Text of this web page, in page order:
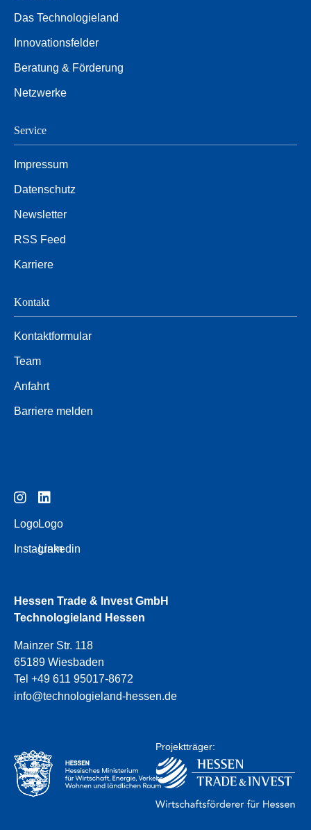
Das Technologieland
Innovationsfelder
Beratung & Förderung
Netzwerke
Service
Impressum
Datenschutz
Newsletter
RSS Feed
Karriere
Kontakt
Kontaktformular
Team
Anfahrt
Barriere melden
Logo
Instagram
Logo
Linkedin
Hessen Trade & Invest GmbH
Technologieland Hessen
Mainzer Str. 118
65189 Wiesbaden
Tel +49 611 95017-8672
info@technologieland-hessen.de
Projektträger: